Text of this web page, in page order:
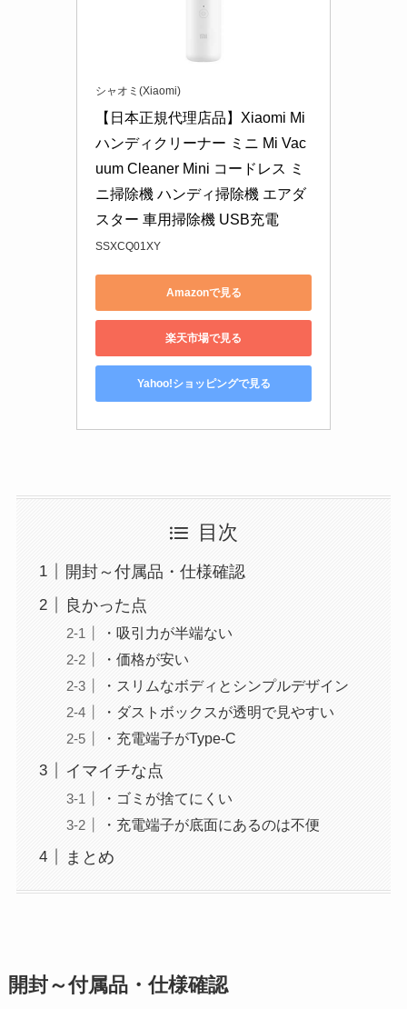
シャオミ(Xiaomi)
【日本正規代理店品】Xiaomi Mi
ハンディクリーナー ミニ Mi Vac
uum Cleaner Mini コードレス ミ
ニ掃除機 ハンディ掃除機 エアダ
スター 車用掃除機 USB充電
SSXCQ01XY
Amazonで見る
楽天市場で見る
Yahoo!ショッピングで見る
目次
開封～付属品・仕様確認
良かった点
・吸引力が半端ない
・価格が安い
・スリムなボディとシンプルデザイン
・ダストボックスが透明で見やすい
・充電端子がType-C
イマイチな点
・ゴミが捨てにくい
・充電端子が底面にあるのは不便
まとめ
開封～付属品・仕様確認